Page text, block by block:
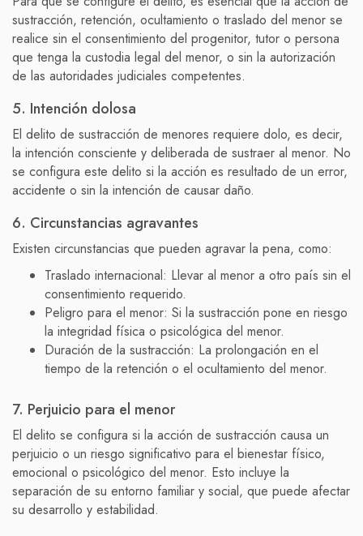
sustracción, retención, ocultamiento o traslado del menor se
realice sin el consentimiento del progenitor, tutor o persona
que tenga la custodia legal del menor, o sin la autorización
de las autoridades judiciales competentes.
5. Intención dolosa
El delito de sustracción de menores requiere dolo, es decir,
la intención consciente y deliberada de sustraer al menor. No
se configura este delito si la acción es resultado de un error,
accidente o sin la intención de causar daño.
6. Circunstancias agravantes
Existen circunstancias que pueden agravar la pena, como:
Traslado internacional: Llevar al menor a otro país sin el
consentimiento requerido.
Peligro para el menor: Si la sustracción pone en riesgo
la integridad física o psicológica del menor.
Duración de la sustracción: La prolongación en el
tiempo de la retención o el ocultamiento del menor.
7. Perjuicio para el menor
El delito se configura si la acción de sustracción causa un
perjuicio o un riesgo significativo para el bienestar físico,
emocional o psicológico del menor. Esto incluye la
separación de su entorno familiar y social, que puede afectar
su desarrollo y estabilidad.